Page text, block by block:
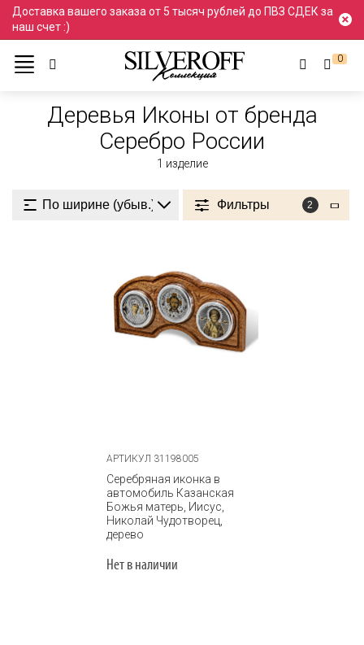
Доставка вашего заказа от 5 тысяч рублей до ПВЗ СДЕК за
наш счет :)
0
Ювелирные украшения
Иконы Дерево
Деревья Иконы от бренда
Серебро России
1 изделие
Фильтры 2
АРТИКУЛ 31198005
Серебряная иконка в
автомобиль Казанская
Божья матерь, Иисус,
Николай Чудотворец,
дерево
Нет в наличии